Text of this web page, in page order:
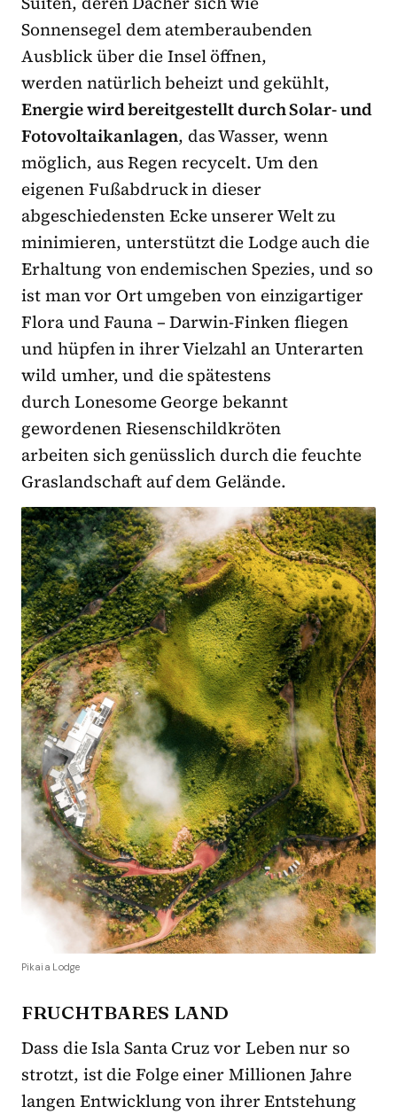
Sonnensegel dem atemberaubenden
Ausblick über die Insel öffnen,
werden natürlich beheizt und gekühlt,
Energie wird bereitgestellt durch Solar- und
Fotovoltaikanlagen, das Wasser, wenn
möglich, aus Regen recycelt. Um den
eigenen Fußabdruck in dieser
abgeschiedensten Ecke unserer Welt zu
minimieren, unterstützt die Lodge auch die
Erhaltung von endemischen Spezies, und so
ist man vor Ort umgeben von einzigartiger
Flora und Fauna – Darwin-Finken fliegen
und hüpfen in ihrer Vielzahl an Unterarten
wild umher, und die spätestens
durch Lonesome George bekannt
gewordenen Riesenschildkröten
arbeiten sich genüsslich durch die feuchte
Graslandschaft auf dem Gelände.
Pikaia Lodge
FRUCHTBARES LAND
Dass die Isla Santa Cruz vor Leben nur so
strotzt, ist die Folge einer Millionen Jahre
langen Entwicklung von ihrer Entstehung